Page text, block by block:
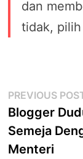
dan
tidak, pilih
Post
PREVIOUS
Blogger
Semeja
Menteri